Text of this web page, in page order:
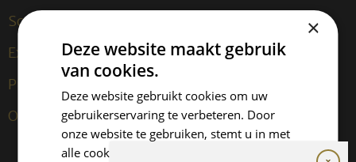
Sculpturen
Exposities
Publicaties
Over ons
×
Deze website maakt gebruik
van cookies.
Deze website gebruikt cookies om uw
gebruikerservaring te verbeteren. Door
onze website te gebruiken, stemt u in met
alle cookies in overeenstemming met ons